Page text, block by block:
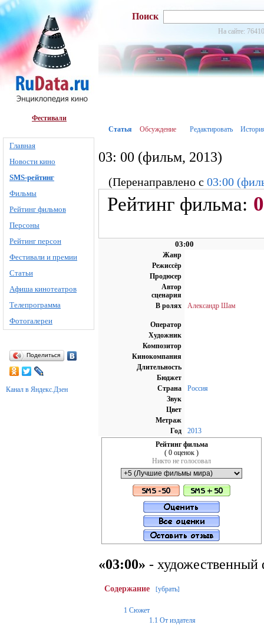
Фестивали
Главная
Новости кино
SMS-рейтинг
Фильмы
Рейтинг фильмов
Персоны
Рейтинг персон
Фестивали и премии
Статьи
Афиша кинотеатров
Телепрограмма
Фотогалереи
Поделиться
Канал в Яндекс.Дзен
Поиск
На сайте:
Статья Обсуждение Редактировать
03: 00 (фильм, 2013)
(Перенаправлено с 03:00
Рейтинг фильма: 0
03:00
Жанр
Режиссёр
Продюсер
Автор
сценария
В ролях
Александр Шам
Оператор
Художник
Композитор
Кинокомпания
Длительность
Бюджет
Страна
Россия
Звук
Цвет
Метраж
Год
2013
Рейтинг фильма
( 0 оценок )
Никто не голосовал
«03:00» -
Содержание [убрать]
1 Сюжет
1.1 От издателя